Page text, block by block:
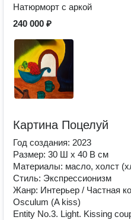
Натюрморт с аркой
240 000 ₽
Картина Поцелуй
Год создания: 2023
Размер: 30 Ш x 40 В см
Материалы: масло, холст
Стиль: Экспрессионизм
Жанр: Интерьер / Частная
Osculum (A kiss)
Entity No.3. Light. Kissing